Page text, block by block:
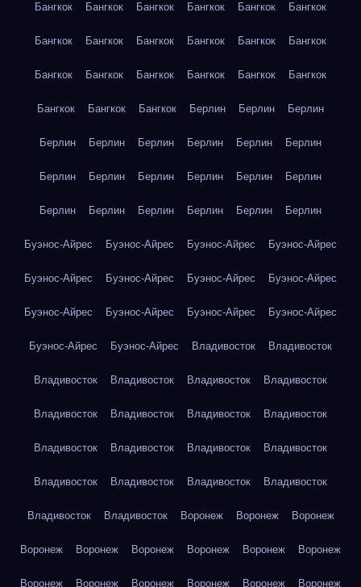
Бангкок Бангкок Бангкок Бангкок Бангкок Бангкок
Бангкок Бангкок Бангкок Бангкок Бангкок Бангкок
Бангкок Бангкок Бангкок Бангкок Бангкок Бангкок
Бангкок Бангкок Бангкок Берлин Берлин Берлин
Берлин Берлин Берлин Берлин Берлин Берлин
Берлин Берлин Берлин Берлин Берлин Берлин
Берлин Берлин Берлин Берлин Берлин Берлин
Буэнос-Айрес Буэнос-Айрес Буэнос-Айрес Буэнос-Айрес
Буэнос-Айрес Буэнос-Айрес Буэнос-Айрес Буэнос-Айрес
Буэнос-Айрес Буэнос-Айрес Буэнос-Айрес Буэнос-Айрес
Буэнос-Айрес Буэнос-Айрес Владивосток Владивосток
Владивосток Владивосток Владивосток Владивосток
Владивосток Владивосток Владивосток Владивосток
Владивосток Владивосток Владивосток Владивосток
Владивосток Владивосток Владивосток Владивосток
Владивосток Владивосток Воронеж Воронеж Воронеж
Воронеж Воронеж Воронеж Воронеж Воронеж Воронеж
Воронеж Воронеж Воронеж Воронеж Воронеж Воронеж